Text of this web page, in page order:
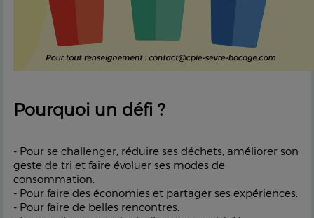
Pourquoi un défi ?
- Pour se challenger, réduire ses déchets, améliorer son
geste de tri et faire évoluer ses modes de
consommation.
- Pour faire des économies et partager ses expériences.
- Pour faire de belles rencontres.